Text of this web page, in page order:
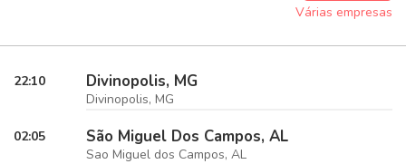
Várias empresas
22:10 Divinopolis, MG
Divinopolis, MG
02:05 São Miguel Dos Campos, AL
Sao Miguel dos Campos, AL